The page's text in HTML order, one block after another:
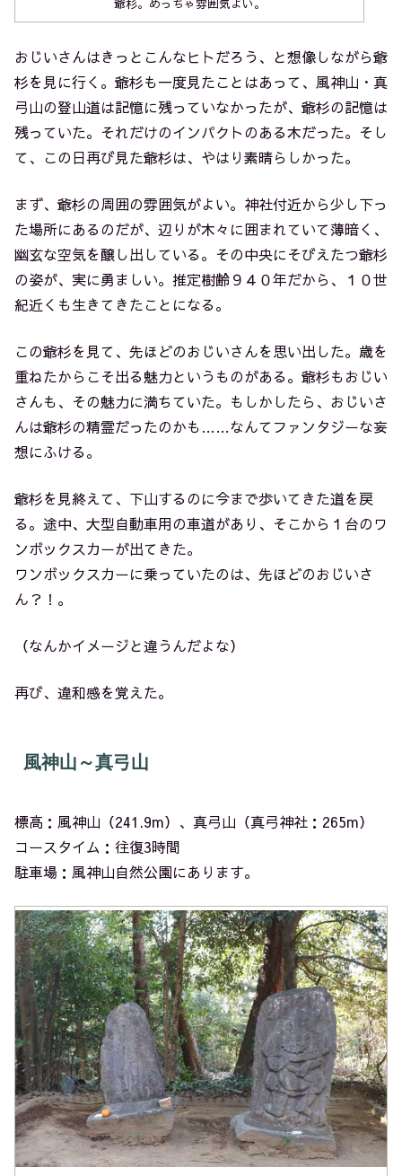
爺杉。めっちゃ雰囲気よい。
おじいさんはきっとこんなヒトだろう、と想像しながら爺
杉を見に行く。爺杉も一度見たことはあって、風神山・真
弓山の登山道は記憶に残っていなかったが、爺杉の記憶は
残っていた。それだけのインパクトのある木だった。そし
て、この日再び見た爺杉は、やはり素晴らしかった。
まず、爺杉の周囲の雰囲気がよい。神社付近から少し下っ
た場所にあるのだが、辺りが木々に囲まれていて薄暗く、
幽玄な空気を醸し出している。その中央にそびえたつ爺杉
の姿が、実に勇ましい。推定樹齢９４０年だから、１０世
紀近くも生きてきたことになる。
この爺杉を見て、先ほどのおじいさんを思い出した。歳を
重ねたからこそ出る魅力というものがある。爺杉もおじい
さんも、その魅力に満ちていた。もしかしたら、おじいさ
んは爺杉の精霊だったのかも……なんてファンタジーな妄
想にふける。
爺杉を見終えて、下山するのに今まで歩いてきた道を戻
る。途中、大型自動車用の車道があり、そこから１台のワ
ンボックスカーが出てきた。
ワンボックスカーに乗っていたのは、先ほどのおじいさ
ん？！。
（なんかイメージと違うんだよな）
再び、違和感を覚えた。
風神山～真弓山
標高：風神山（241.9m）、真弓山（真弓神社：265m）
コースタイム：往復3時間
駐車場：風神山自然公園にあります。